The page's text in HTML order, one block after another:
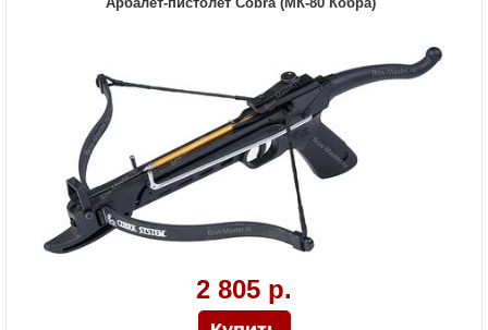
Развлечение
Особенности
Стреляет шариками, катушка крепится
на передний винт к арбалету
2 805 р.